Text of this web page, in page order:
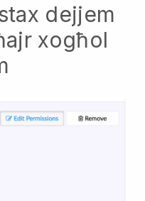
dejjem
xogħol